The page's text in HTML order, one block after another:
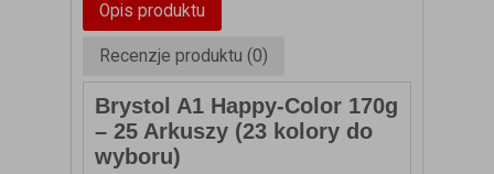
Opis produktu
Recenzje produktu (0)
Brystol A1 Happy-Color 170g
– 25 Arkuszy (23 kolory do
wyboru)